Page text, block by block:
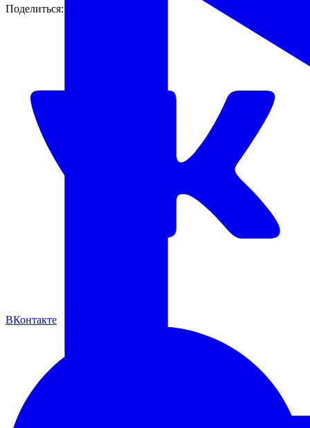
Поделиться:
ВКонтакте